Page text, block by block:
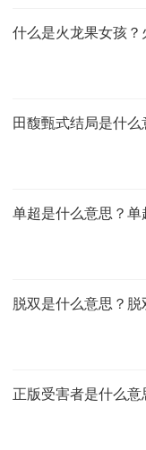
什么是火龙果女孩？
田馥甄式结局是什
单超是什么意思？单
脱双是什么意思？脱
正版受害者是什么意